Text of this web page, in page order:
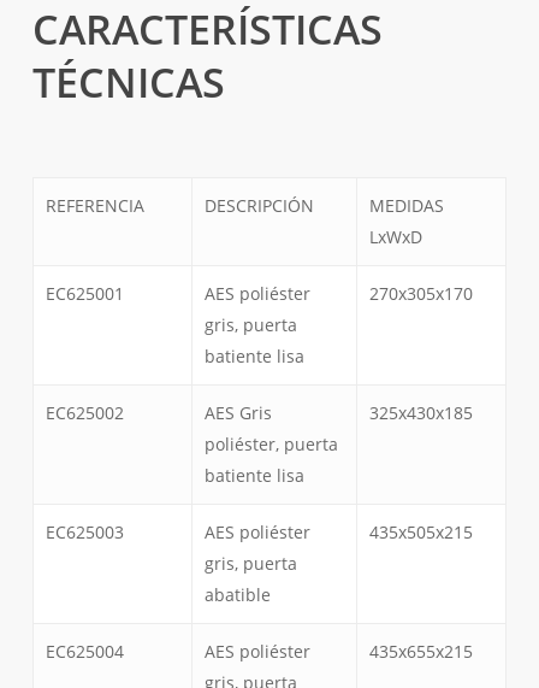
CARACTERÍSTICAS
TÉCNICAS
REFERENCIA DESCRIPCIÓN
MEDIDAS
LxWxD
EC625001
AES poliéster
gris, puerta
batiente lisa
270x305x170
EC625002
AES Gris
poliéster, puerta
batiente lisa
325x430x185
EC625003
AES poliéster
gris, puerta
abatible
435x505x215
EC625004
AES poliéster
gris, puerta
435x655x215